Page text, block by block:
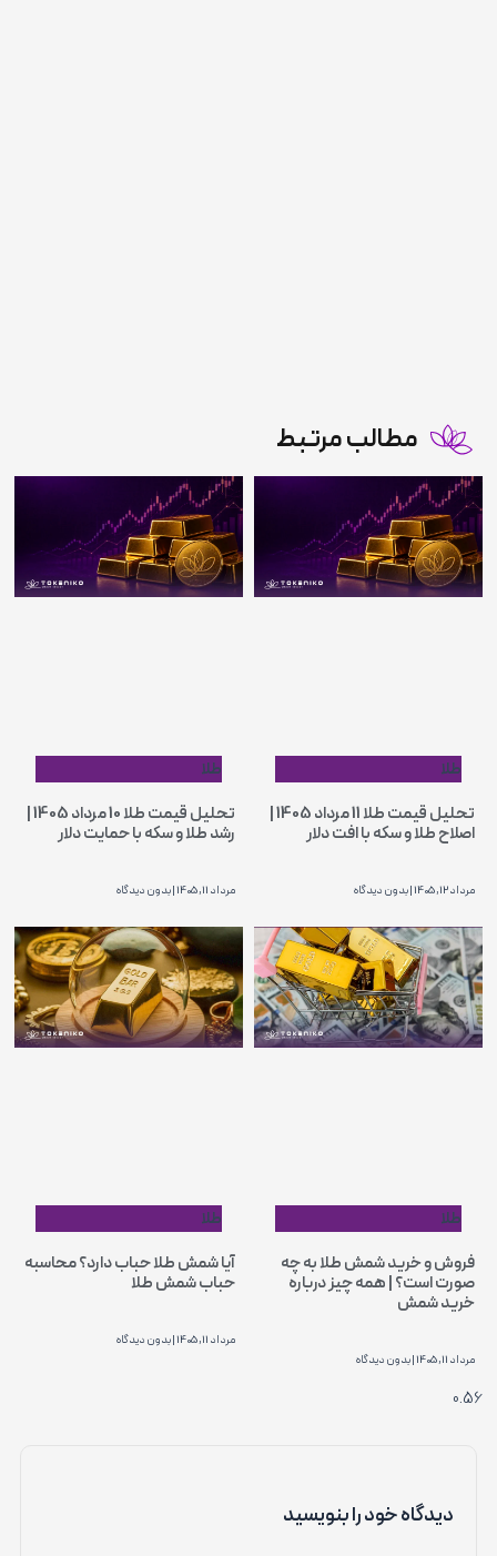
مطالب مرتبط
طلا
تحلیل قیمت طلا 11 مرداد 1405 |
اصلاح طلا و سکه با افت دلار
مرداد 12, 1405 بدون دیدگاه
طلا
تحلیل قیمت طلا 10 مرداد 1405 |
رشد طلا و سکه با حمایت دلار
مرداد 11, 1405 بدون دیدگاه
طلا
فروش و خرید شمش طلا به چه
صورت است؟ | همه چیز درباره
خرید شمش
مرداد 11, 1405 بدون دیدگاه
طلا
آیا شمش طلا حباب دارد؟ محاسبه
حباب شمش طلا
مرداد 11, 1405 بدون دیدگاه
دیدگاه‌ خود را بنویسید